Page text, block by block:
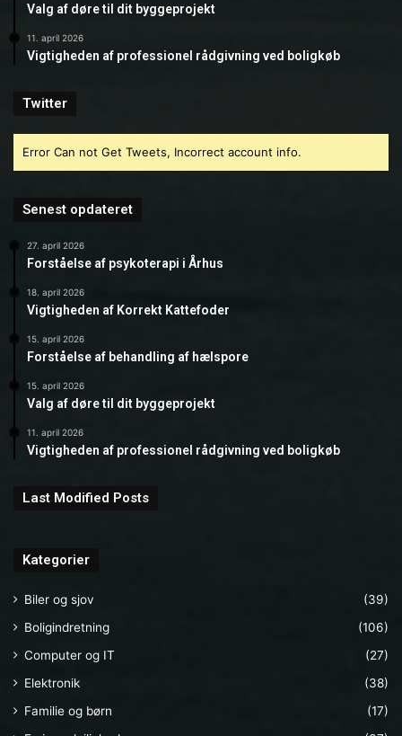
Valg af døre til dit byggeprojekt
11. april 2026
Vigtigheden af professionel rådgivning ved boligkøb
Twitter
Error Can not Get Tweets, Incorrect account info.
Senest opdateret
27. april 2026
Forståelse af psykoterapi i Århus
18. april 2026
Vigtigheden af Korrekt Kattefoder
15. april 2026
Forståelse af behandling af hælspore
15. april 2026
Valg af døre til dit byggeprojekt
11. april 2026
Vigtigheden af professionel rådgivning ved boligkøb
Last Modified Posts
Kategorier
Biler og sjov
(39)
Boligindretning
(106)
Computer og IT
(27)
Elektronik
(38)
Familie og børn
(17)